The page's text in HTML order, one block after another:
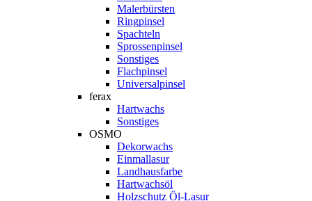
Malerbürsten
Ringpinsel
Spachteln
Sprossenpinsel
Sonstiges
Flachpinsel
Universalpinsel
ferax
Hartwachs
Sonstiges
OSMO
Dekorwachs
Einmallasur
Landhausfarbe
Hartwachsöl
Holzschutz Öl-Lasur